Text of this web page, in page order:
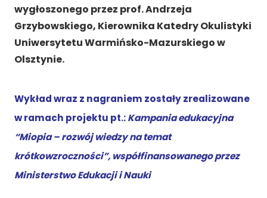
wygłoszonego przez prof. Andrzeja
Grzybowskiego, Kierownika Katedry Okulistyki
Uniwersytetu Warmińsko-Mazurskiego w
Olsztynie.
Wykład wraz z nagraniem zostały zrealizowane
w ramach projektu pt.:Kampaniaedukacyjna
“Miopia – rozwój wiedzy na temat
krótkowzroczności”, współfinansowanego przez
Ministerstwo Edukacji i Nauki